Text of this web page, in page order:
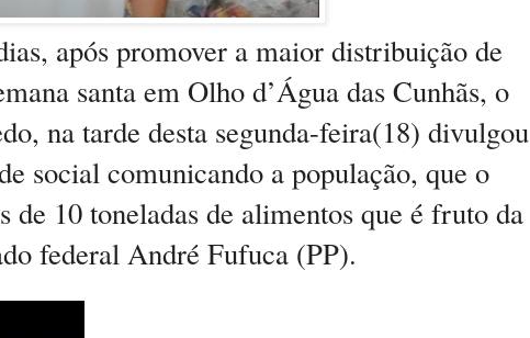
após promover a maior distribuição de
santa em Olho d’Água das Cunhãs, o
na tarde desta segunda-feira(18) divulgou
social comunicando a população, que o
de 10 toneladas de alimentos que é fruto da
federal André Fufuca (PP).